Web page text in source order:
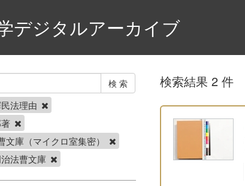
デジタルアーカイブ
法理由
文庫（マイクロ室集密）
法曹文庫
検索結果 2 件